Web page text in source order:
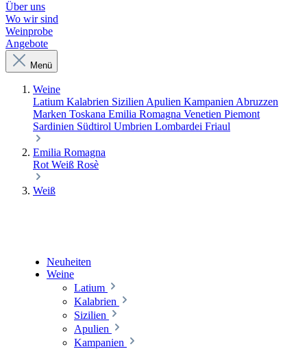
Über uns
Wo wir sind
Weinprobe
Angebote
Menü
Weine
Latium Kalabrien Sizilien Apulien Kampanien Abruzzen
Marken Toskana Emilia Romagna Venetien Piemont
Sardinien Südtirol Umbrien Lombardei Friaul
Emilia Romagna
Rot Weiß Rosè
Weiß
Neuheiten
Weine
Latium
Kalabrien
Sizilien
Apulien
Kampanien